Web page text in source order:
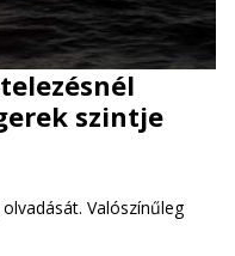
szintje
Valószínűleg